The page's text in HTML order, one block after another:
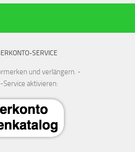
SERVICE
und verlängern. -
aktivieren: